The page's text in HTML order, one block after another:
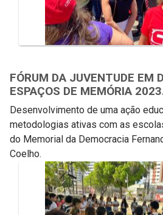
FÓRUM DA JUVENTUDE EM
ESPAÇOS DE MEMÓRIA
Desenvolvimento de uma ação
metodologias ativas com as
do Memorial da Democracia
Coelho.
Galeria de Mídias